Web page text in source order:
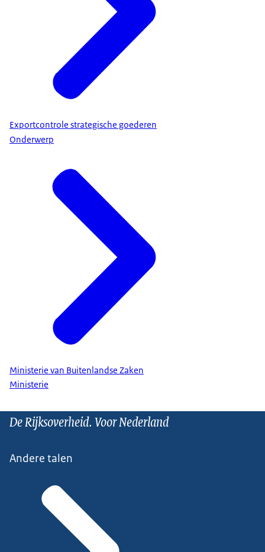
Exportcontrole strategische goederen
Onderwerp
Ministerie van Buitenlandse Zaken
Ministerie
De Rijksoverheid. Voor Nederland
Andere talen